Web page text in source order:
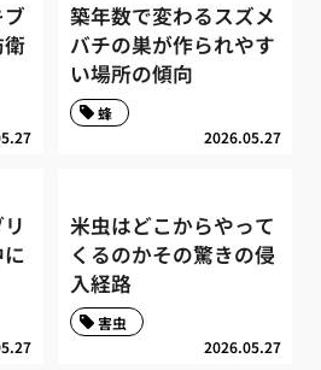
衛
築年数で変わるスズメ
バチの巣が作られやす
い場所の傾向
2026.05.27
蜂
米虫はどこからやって
くるのかその驚きの侵
入経路
2026.05.27
害虫